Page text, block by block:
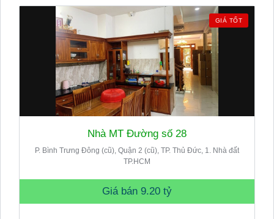
GIÁ TỐT
Nhà MT Đường số 28
P. Bình Trưng Đông (cũ), Quận 2 (cũ), TP. Thủ Đức, 1. Nhà đất
TP.HCM
Giá bán 9.20 tỷ